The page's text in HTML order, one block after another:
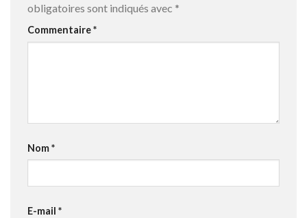
obligatoires sont indiqués avec *
Commentaire*
Nom*
E-mail *